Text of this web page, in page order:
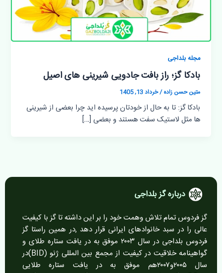
مجله بلداجی
بادکا گز؛ راز بافت جادویی شیرینی های اصیل
متین حسن زاده/خرداد 13, 1405
بادکا گز: تا به حال از خودتان پرسیده اید چرا بعضی از شیرینی
ها مثل لاستیک سفت هستند و بعضی […]
درباره گز بلداجی
گز فردوس تمام تلاش وهمت خود را بر این داشته تا گز با کیفیت
عالی را در سبد خانوادهای ایرانی قرار دهد ,در همین راستا گز
فردوس بلداجی در سال ۲۰۰۳ موفق به در یافت ستاره طلای و
گواهینامه خلاقیت در کیفیت از مجمع بین المللی ژنو (BID)در
سال ۲۰۰۵و۲۰۰۷هم موفق به در یافت ستاره طلایی